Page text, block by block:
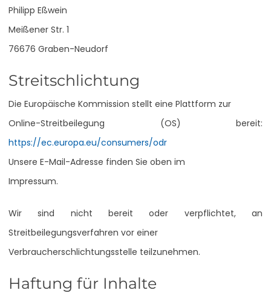
Philipp Eßwein
Meißener Str. 1
76676 Graben-Neudorf
Streitschlichtung
Die Europäische Kommission stellt eine Plattform zur
Online-Streitbeilegung (OS) bereit:
https://ec.europa.eu/consumers/odr
Unsere E-Mail-Adresse finden Sie oben im
Impressum.
Wir sind nicht bereit oder verpflichtet, an
Streitbeilegungsverfahren vor einer
Verbraucherschlichtungsstelle teilzunehmen.
Haftung für Inhalte